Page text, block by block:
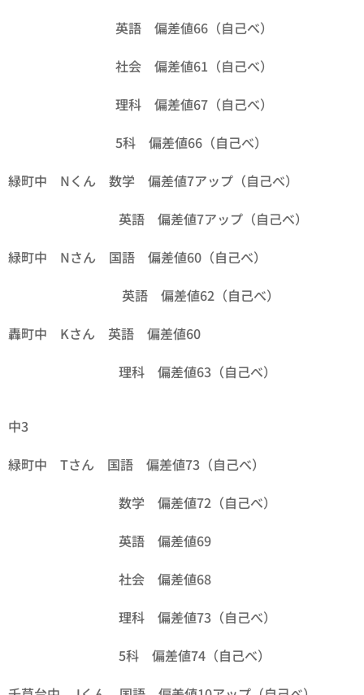
英語 偏差値66（自己べ）
社会 偏差値61（自己べ）
理科 偏差値67（自己べ）
5科 偏差値66（自己べ）
緑町中 Nくん 数学 偏差値7アップ（自己べ）
英語 偏差値7アップ（自己べ）
緑町中 Nさん 国語 偏差値60（自己べ）
英語 偏差値62（自己べ）
轟町中 Kさん 英語 偏差値60
理科 偏差値63（自己べ）
中3
緑町中 Tさん 国語 偏差値73（自己べ）
数学 偏差値72（自己べ）
英語 偏差値69
社会 偏差値68
理科 偏差値73（自己べ）
5科 偏差値74（自己べ）